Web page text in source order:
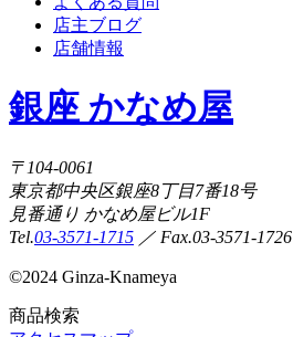
店主ブログ
店舗情報
銀座 かなめ屋
〒104-0061
東京都中央区銀座8丁目7番18号
見番通り かなめ屋ビル1F
Tel.03-3571-1715 ／ Fax.03-3571-1726
©2024 Ginza-Knameya
商品検索